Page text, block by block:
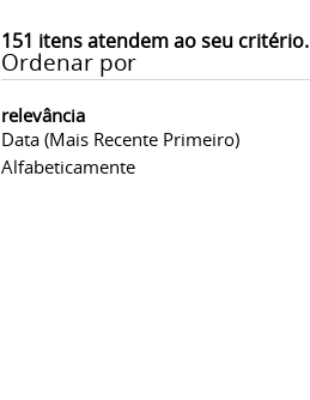
151 itens atendem ao seu critério.
Ordenar por
relevância
Data (mais Recente Primeiro)
Alfabeticamente